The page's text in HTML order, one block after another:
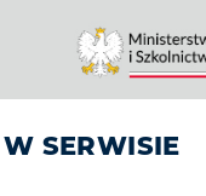
SERWISIE